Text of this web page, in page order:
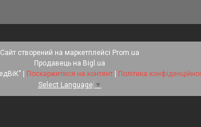
Сайт створений на маркетплейсі Prom.ua
Продавець на Bigl.ua
Поскаржитися на контент
Політика
Select Language ▼